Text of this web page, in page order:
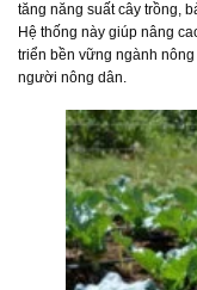
tăng năng suất cây trồng,
Hệ thống này giúp nâng
triển bền vững ngành
người nông dân.